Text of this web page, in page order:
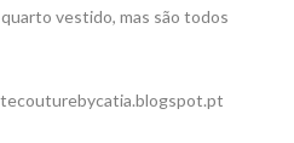
vestido, mas são todos